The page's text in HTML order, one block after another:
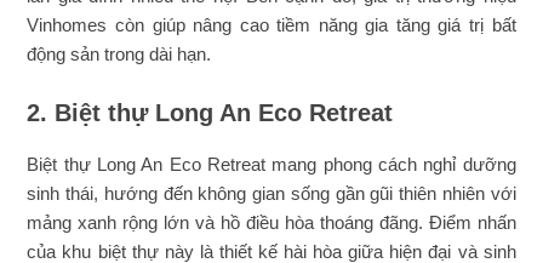
Vinhomes còn giúp nâng cao tiềm năng gia tăng giá trị bất
động sản trong dài hạn.
2. Biệt thự Long An Eco Retreat
Biệt thự Long An Eco Retreat mang phong cách nghỉ dưỡng
sinh thái, hướng đến không gian sống gần gũi thiên nhiên với
mảng xanh rộng lớn và hồ điều hòa thoáng đãng. Điểm nhấn
của khu biệt thự này là thiết kế hài hòa giữa hiện đại và sinh